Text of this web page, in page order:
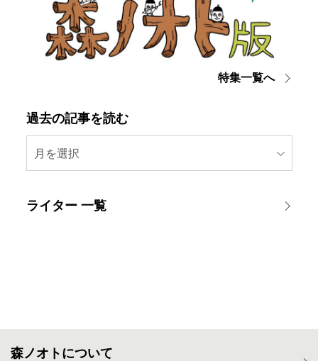
特集一覧へ
過去の記事を読む
月を選択
ライター 一覧
森ノオトについて